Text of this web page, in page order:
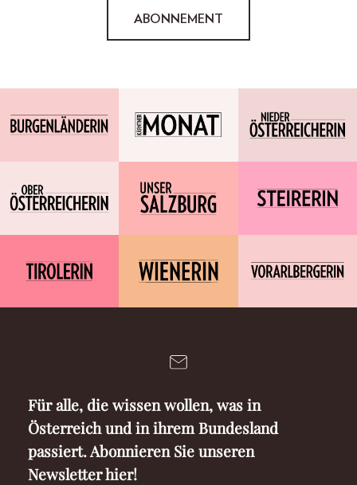
ABONNEMENT
Für alle, die wissen wollen, was in
Österreich und in ihrem Bundesland
passiert. Abonnieren Sie unseren
Newsletter hier!